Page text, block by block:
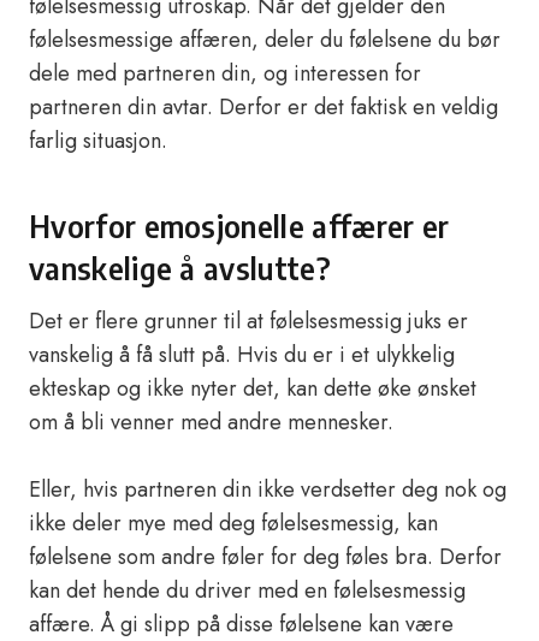
følelsesmessige affæren, deler du følelsene du bør
dele med partneren din, og interessen for
partneren din avtar. Derfor er det faktisk en veldig
farlig situasjon.
Hvorfor emosjonelle affærer er
vanskelige å avslutte?
Det er flere grunner til at følelsesmessig juks er
vanskelig å få slutt på. Hvis du er i et ulykkelig
ekteskap og ikke nyter det, kan dette øke ønsket
om å bli venner med andre mennesker.
Eller, hvis partneren din ikke verdsetter deg nok og
ikke deler mye med deg følelsesmessig, kan
følelsene som andre føler for deg føles bra. Derfor
kan det hende du driver med en følelsesmessig
affære. Å gi slipp på disse følelsene kan være